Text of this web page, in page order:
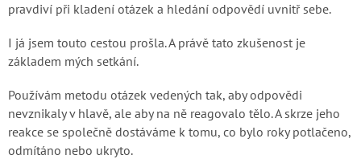
pravdiví při kladení otázek a hledání odpovědí uvnitř sebe.
I já jsem touto cestou prošla. A právě tato zkušenost je
základem mých setkání.
Používám metodu otázek vedených tak, aby odpovědi
nevznikaly v hlavě, ale aby na ně reagovalo tělo. A skrze jeho
reakce se společně dostáváme k tomu, co bylo roky potlačeno,
odmítáno nebo ukryto.